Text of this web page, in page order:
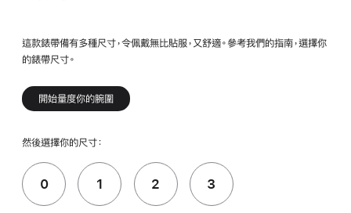
這款錶帶備有多種尺寸，令佩戴無比貼服，又舒適。參考我們的指南，選擇你
的錶帶尺寸。
開始量度你的腕圍
然後選擇你的尺寸：
0 1 2 3